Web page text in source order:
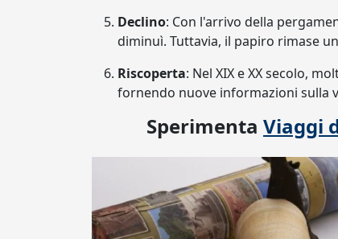
Declino: Con l'arrivo della
diminuì. Tuttavia, il papiro rimase
Riscoperta: Nel XIX e XX secolo,
fornendo nuove informazioni sulla
Sperimenta Viaggi